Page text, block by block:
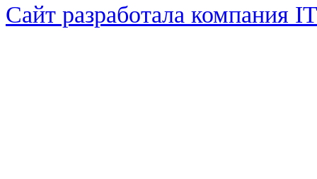
Сайт разработала компания